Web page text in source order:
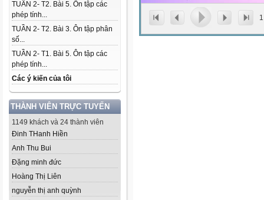
TUẦN 2- T2. Bài 5. Ôn tập các
phép tính...
TUẦN 2- T2. Bài 3. Ôn tập phân
số...
TUẦN 2- T1. Bài 5. Ôn tập các
phép tính...
Các ý kiến của tôi
THÀNH VIÊN TRỰC TUYẾN
1149 khách và 24 thành viên
Đinh THanh Hiền
Anh Thu Bui
Đặng minh đức
Hoàng Thị Liên
nguyễn thị anh quỳnh
1